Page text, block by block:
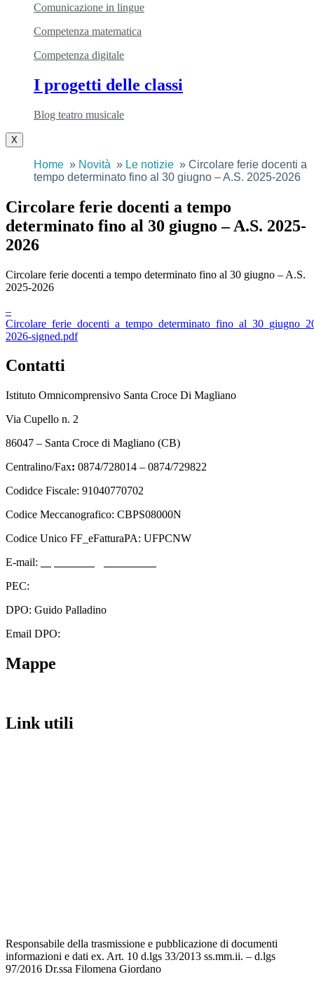
Comunicazione in lingue
Competenza matematica
Competenza digitale
I progetti delle classi
Blog teatro musicale
X
Home Novità Le notizie
Circolare ferie docenti a
tempo determinato fino al 30 giugno – A.S. 2025-2026
Circolare ferie docenti a tempo
determinato fino al 30 giugno – A.S. 2025-
2026
Circolare ferie docenti a tempo determinato fino al 30 giugno – A.S.
2025-2026
–
2026-signed.pdf
Contatti
Istituto Omnicomprensivo Santa Croce Di Magliano
Via Cupello n. 2
86047 – Santa Croce di Magliano (CB)
Centralino/Fax: 0874/728014 – 0874/729822
Codidce Fiscale: 91040770702
Codice Meccanografico: CBPS08000N
Codice Unico FF_eFatturaPA: UFPCNW
E-mail:
PEC:
DPO: Guido Palladino
Email DPO:
Mappe
Link utili
Responsabile della trasmissione e pubblicazione di documenti
informazioni e dati ex. Art. 10 d.lgs 33/2013 ss.mm.ii. – d.lgs
97/2016 Dr.ssa Filomena Giordano